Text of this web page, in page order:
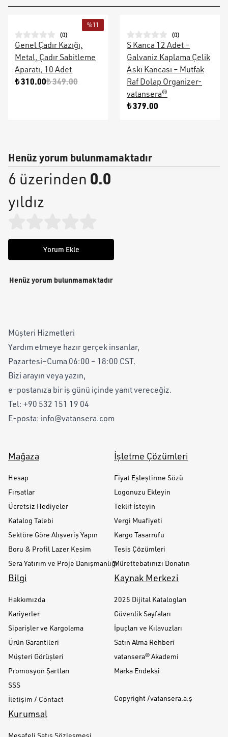
%11
(0)
Genel Çadır Kazığı,
Metal, Çadır Sabitleme
Aparatı, 10 Adet
₺ 310.00₺ 349.00
(0)
S Kanca 12 Adet –
Galvaniz Kaplama Çelik
Askı Kancası – Mutfak
Raf Dolap Organizer-
vatansera®
₺ 379.00
Henüz yorum bulunmamaktadır
6 üzerinden 0.0
yıldız
Yorum Ekle
Henüz yorum bulunmamaktadır
Müşteri Hizmetleri
Yardım etmeye hazır gerçek insanlar,
Pazartesi–Cuma 06:00 – 18:00 CST.
Bizi arayın veya yazın,
e-postanıza bir iş günü içinde yanıt vereceğiz.
Tel: +90 532 151 19 04
E-posta: info@vatansera.com
Mağaza
Hesap
Fırsatlar
Ücretsiz Hediyeler
Katalog Talebi
Sektöre Göre Alışveriş Yapın
Boru & Profil Lazer Kesim
Sera Yatırım ve Proje Danışmanlığı
İşletme Çözümleri
Fiyat Eşleştirme Sözü
Logonuzu Ekleyin
Teklif İsteyin
Vergi Muafiyeti
Kargo Tasarrufu
Tesis Çözümleri
Mürettebatınızı Donatın
Bilgi
Hakkımızda
Kariyerler
Siparişler ve Kargolama
Ürün Garantileri
Müşteri Görüşleri
Promosyon Şartları
SSS
İletişim / Contact
Kaynak Merkezi
2025 Dijital Katalogları
Güvenlik Sayfaları
İpuçları ve Kılavuzları
Satın Alma Rehberi
vatansera® Akademi
Marka Endeksi
Copyright /vatansera.a.ş
Kurumsal
Mesafeli Satış Sözleşmesi